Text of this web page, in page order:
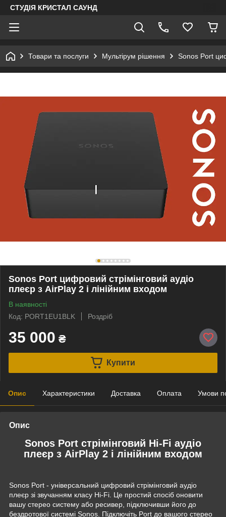
СТУДІЯ КРИСТАЛ САУНД
Товари та послуги Мультірум рішення Sonos Port
Sonos Port цифровий стрімінговий аудіо
плеєр з AirPlay 2 і лінійним входом
В наявності
Код: PORT1EU1BLK
Роздріб
35 000 ₴
Купити
Опис Характеристики Доставка Оплата Умови
Опис
Sonos Port стрімінговий Hi-Fi аудіо
плеєр з AirPlay 2 і лінійним входом
Sonos Port - універсальний цифровий стрімінговий аудіо
плеєр зі звучанням класу Hi-Fi. Це простий спосіб оновити
вашу стерео систему або ресивер, підключивши його до
бездротової системі Sonos. Підключіть Port до вашого стерео